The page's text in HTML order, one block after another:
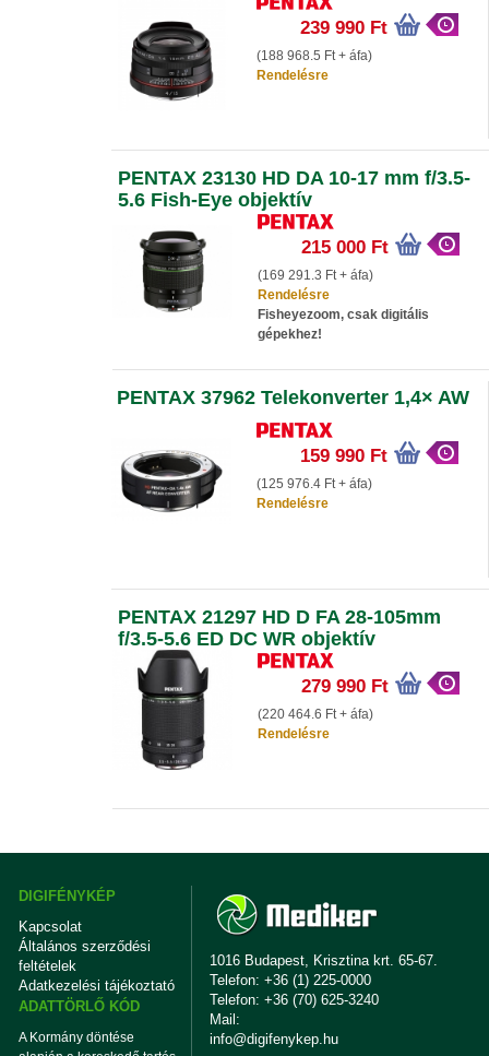
239 990 Ft
(188 968.5 Ft + áfa)
Rendelésre
PENTAX 23130 HD DA 10-17 mm f/3.5-
5.6 Fish-Eye objektív
215 000 Ft
(169 291.3 Ft + áfa)
Rendelésre
Fisheyezoom, csak digitális
gépekhez!
PENTAX 37962 Telekonverter 1,4× AW
159 990 Ft
(125 976.4 Ft + áfa)
Rendelésre
PENTAX 21297 HD D FA 28-105mm
f/3.5-5.6 ED DC WR objektív
279 990 Ft
(220 464.6 Ft + áfa)
Rendelésre
DIGIFÉNYKÉP
Kapcsolat
Általános szerződési
feltételek
Adatkezelési tájékoztató
ADATTÖRLŐ KÓD
A Kormány döntése
1016 Budapest, Krisztina krt. 65-67.
Telefon: +36 (1) 225-0000
Telefon: +36 (70) 625-3240
Mail:
info@digifenykep.hu